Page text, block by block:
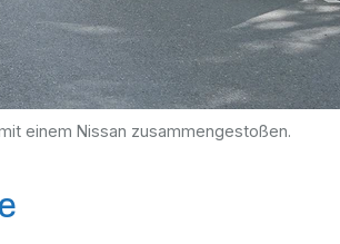
einem Nissan zusammengestoßen.